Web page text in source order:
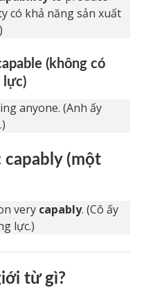
có khả năng sản xuất
(không có
lực)
anyone. (Anh ấy
capably (một
very capably. (Cô ấy
lực.)
từ gì?